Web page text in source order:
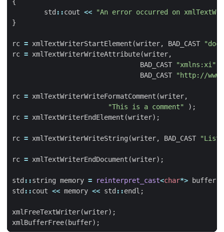
{
std ::cout <<
"An error occurred on
}
rc = xmlTextWriterStartElement (writer, BAD_CAST
rc = xmlTextWriterWriteAttribute(writer,
BAD_CAST
"xmlns:xi"
BAD_CAST
"http://
rc = xmlTextWriterWriteFormatComment (writer,
"This is a comment"
);
rc = xmlTextWriterEndElement (writer);
rc = xmlTextWriterWriteString (writer, BAD_CAST "List
rc = xmlTextWriterEndDocument (writer);
std ::string memory = reinterpret_cast<char*> buffer
std ::cout << memory << std ::endl ;
xmlFreeTextWriter(writer);
xmlBufferFree( buffer);